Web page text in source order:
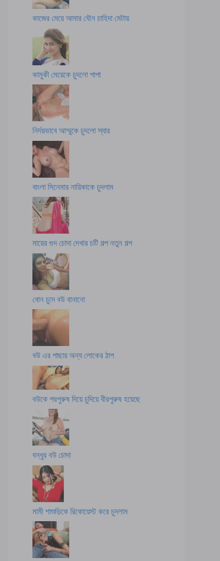
কাজের মেয়ে আমার যৌন চাহিদা মেটায়
কামুকী মেয়েকে চুদলো পাপা
নির্দয়ভাবে আম্মুকে চুদলো স্যার
বাংলা সিনেমার নায়িকাকে চুদলাম
মায়ের গুদ চোদা দেখার চটি গল্প নতুন গল্প
বোন চুদে বউ বানানো
বউ এর পাছায় অন্য লোকের ঠাপ
বউকে পরপুরুষ দিয়ে চুদিয়ে বীরপুরুষ হয়েছে
বন্ধুর বউ চোদা
মামী শাশুড়িকে রিকোয়েস্ট করে চুদলাম